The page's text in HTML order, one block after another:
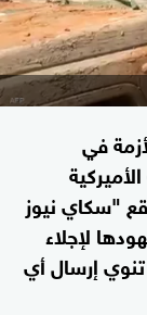
في
"سكاي نيوز
لإجلاء
إرسال أي